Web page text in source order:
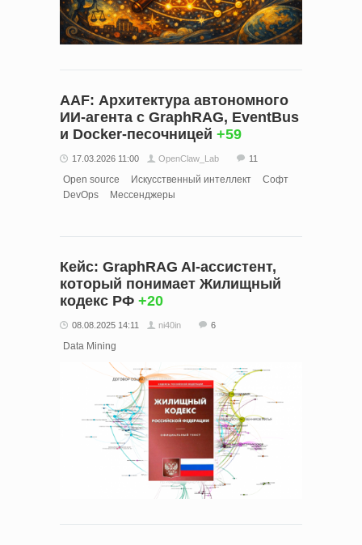
AAF: Архитектура автономного
ИИ-агента с GraphRAG, EventBus
и Docker-песочницей +59
17.03.2026 11:00 OpenClaw_Lab 11
Open source Искусственный интеллект
Софт
DevOps
Мессенджеры
Кейс: GraphRAG AI-ассистент,
который понимает Жилищный
кодекс РФ +20
08.08.2025 14:11 ni40in 6
Data Mining